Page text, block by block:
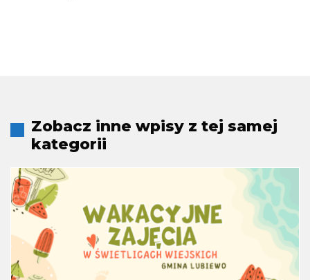
Zobacz inne wpisy z tej samej
kategorii